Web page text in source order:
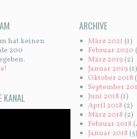
hat keinen
200
KANAL
ARCHIVE
März 2021 (1)
Februar 2020
März 2019(2)
Januar 2019(1)
Oktober 2018
September
Juni 2018 (1)
April 2018 (2)
März 2018 (2)
Februar 2018
Januar 2018 (5)